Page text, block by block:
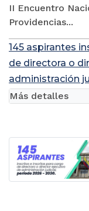
II Encuentro
Providencias...
145 aspirantes
de directora o
administración
Más detalles